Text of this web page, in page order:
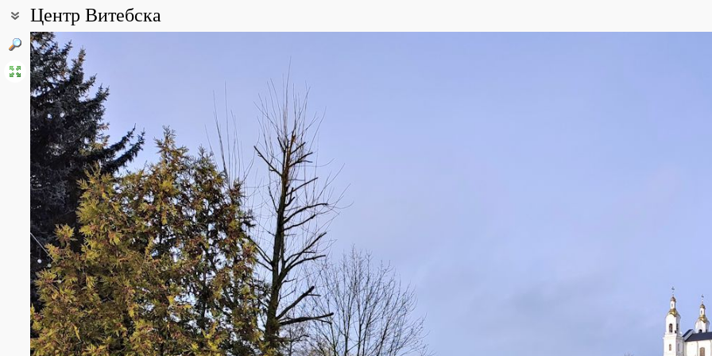
Центр Витебска
Coordinates:
55° 11′ 15.91″ N, 30° 12′ 00.06″ E (view at maps of
All photos(23) (147)